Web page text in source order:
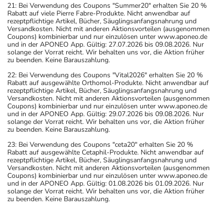
21: Bei Verwendung des Coupons "Summer20" erhalten Sie 20 %
Rabatt auf viele Pierre Fabre-Produkte. Nicht anwendbar auf
rezeptpflichtige Artikel, Bücher, Säuglingsanfangsnahrung und
Versandkosten. Nicht mit anderen Aktionsvorteilen (ausgenommen
Coupons) kombinierbar und nur einzulösen unter www.aponeo.de
und in der APONEO App. Gültig: 27.07.2026 bis 09.08.2026. Nur
solange der Vorrat reicht. Wir behalten uns vor, die Aktion früher
zu beenden. Keine Barauszahlung.
22: Bei Verwendung des Coupons "Vital2026" erhalten Sie 20 %
Rabatt auf ausgewählte Orthomol-Produkte. Nicht anwendbar auf
rezeptpflichtige Artikel, Bücher, Säuglingsanfangsnahrung und
Versandkosten. Nicht mit anderen Aktionsvorteilen (ausgenommen
Coupons) kombinierbar und nur einzulösen unter www.aponeo.de
und in der APONEO App. Gültig: 29.07.2026 bis 09.08.2026. Nur
solange der Vorrat reicht. Wir behalten uns vor, die Aktion früher
zu beenden. Keine Barauszahlung.
23: Bei Verwendung des Coupons "ceta20" erhalten Sie 20 %
Rabatt auf ausgewählte Cetaphil-Produkte. Nicht anwendbar auf
rezeptpflichtige Artikel, Bücher, Säuglingsanfangsnahrung und
Versandkosten. Nicht mit anderen Aktionsvorteilen (ausgenommen
Coupons) kombinierbar und nur einzulösen unter www.aponeo.de
und in der APONEO App. Gültig: 01.08.2026 bis 01.09.2026. Nur
solange der Vorrat reicht. Wir behalten uns vor, die Aktion früher
zu beenden. Keine Barauszahlung.